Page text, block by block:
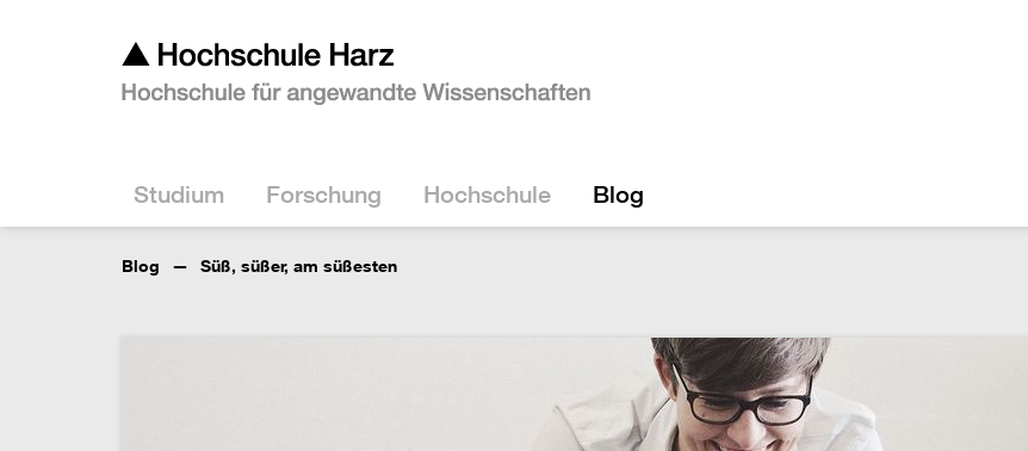
Studium Forschung Hochschule Blog
Blog Süß, süßer, am süßesten